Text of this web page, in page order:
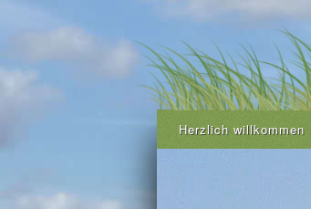
Herzlich willkommen